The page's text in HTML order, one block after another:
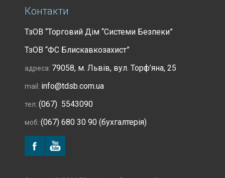
Контакти
ТзОВ “Торговий Дім “Системи Безпеки”
ТзОВ “ФС Блискавкозахист”
адреса: 79058, м. Львів, вул. Торф’яна, 25
mail: info@tdsb.com.ua
тел: (067) 5543090
моб: (067) 680 30 90 (бухгалтерія)